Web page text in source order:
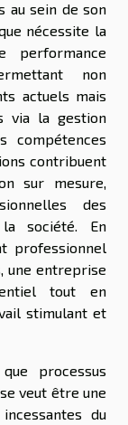
au sein de son
nécessite la
performance
non
actuels mais
via la gestion
compétences
contribuent
sur mesure,
des
société. En
professionnel
une entreprise
tout en
stimulant et
processus
veut être une
du